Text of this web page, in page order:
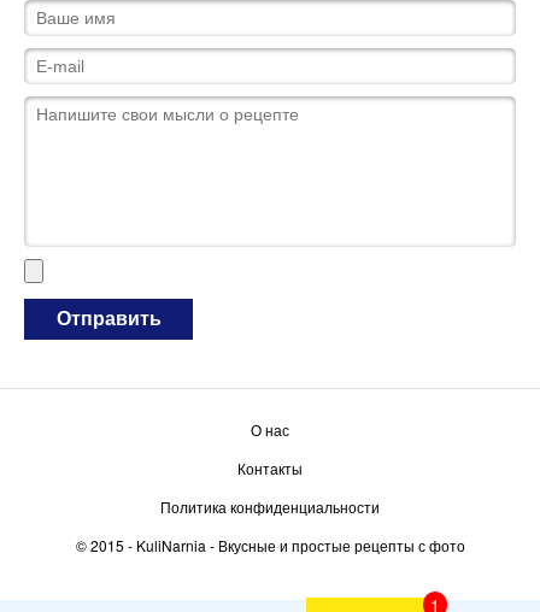
О нас
Контакты
Политика конфиденциальности
© 2015 - KuliNarnia - Вкусные и простые рецепты с фото